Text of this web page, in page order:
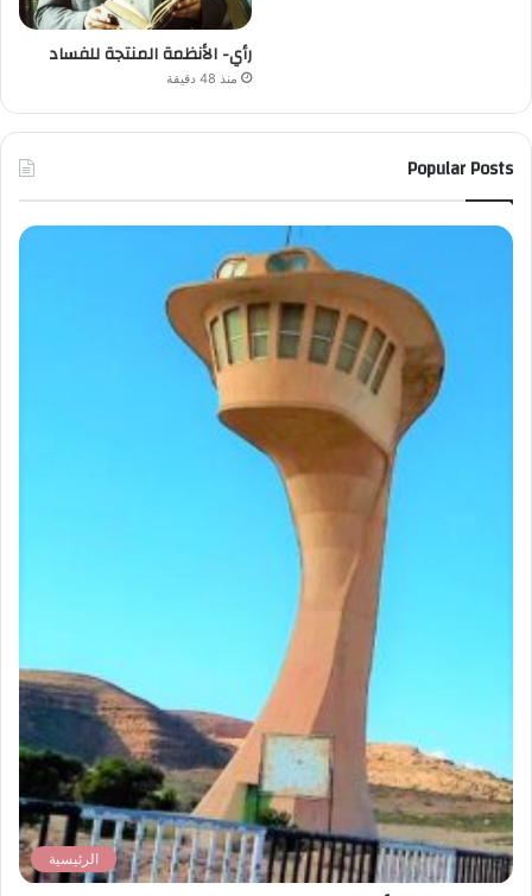
رأي- الأنظمة المنتجة للفساد
منذ 48 دقيقة
Popular Posts
الرئيسية